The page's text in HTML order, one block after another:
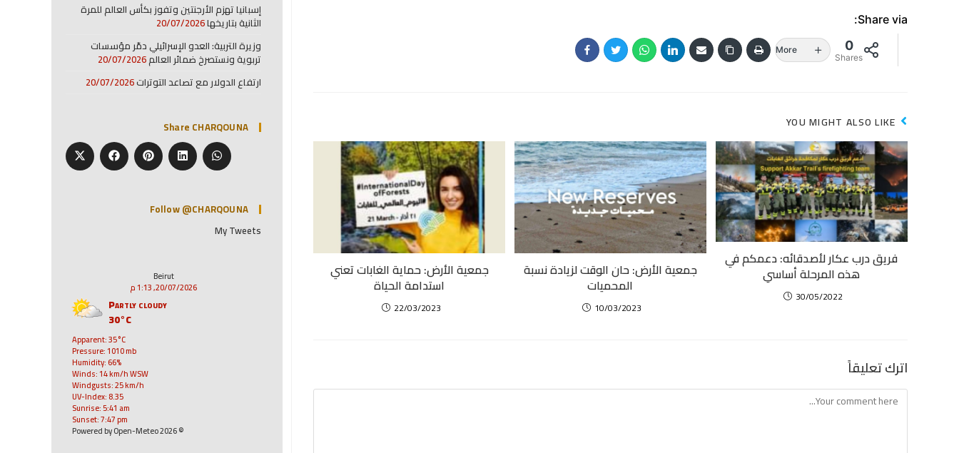
Share via:
0
Shares
More
YOU MIGHT ALSO LIKE
جمعية الأرض: حماية الغابات تعني
استدامة الحياة
22/03/2023
جمعية الأرض: حان الوقت لزيادة نسبة
المحميات
10/03/2023
فريق درب عكار لأصدقائه: دعمكم في
هذه المرحلة أساسي
30/05/2022
اترك تعليقاً
إسبانيا تهزم الأرجنتين وتفوز بكأس العالم للمرة
الثانية بتاريخها20/07/2026
وزيرة التربية: العدو الإسرائيلي دمّر مؤسسات
تربوية ونستصرخ ضمائر العالم20/07/2026
ارتفاع الدولار مع تصاعد التوترات20/07/2026
Share CHARQOUNA
Follow @CHARQOUNA
My Tweets
Beirut
20/07/2026, 1:13 م
Partly cloudy
30°C
Apparent: 35°C
Pressure: 1010 mb
Humidity: 66%
Winds: 14 km/h WSW
Windgusts: 25 km/h
UV-Index: 8.35
Sunrise: 5:41 am
Sunset: 7:47 pm
© 2026 Powered by Open-Meteo